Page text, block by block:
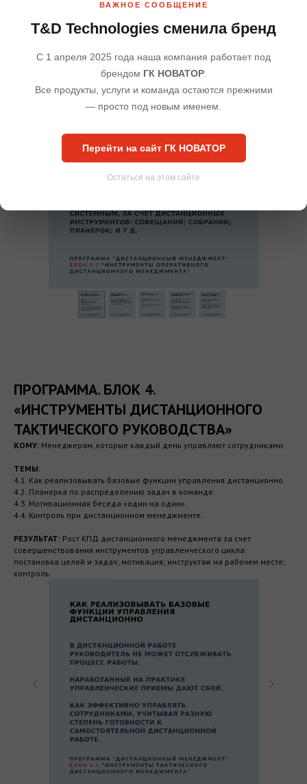
3.4. Межфункциональные переговоры с руководителями смежных
3.5. Руководитель как диджитал-модератор совместной
РЕЗУЛЬТАТ:Оптимизация работы своего подразделения, развитие
межфункционального менеджмента в организации.
ПРОГРАММА. БЛОК 4.
«ИНСТРУМЕНТЫ ДИСТАНЦИОННОГО
ТАКТИЧЕСКОГО РУКОВОДСТВА»
КОМУ: Менеджерам, которые каждый день управляют сотрудниками.
ТЕМЫ:
4.1. Как реализовывать базовые функции управления дистанционно.
4.2. Планерка по распределению задач в команде.
4.3. Мотивационная беседа «один на один».
4.4. Контроль при дистанционном менеджменте.
РЕЗУЛЬТАТ: Рост КПД дистанционного менеджмента за счет
совершенствования инструментов управленческого цикла:
постановка целей и задач; мотивация; инструктаж на рабочем месте;
контроль.
ВАЖНОЕ СООБЩЕНИЕ
T&D Technologies сменила бренд
С 1 апреля 2025 года наша компания работает под
брендом ГК НОВАТОР.
Все продукты, услуги и команда остаются прежними
— просто под новым именем.
Перейти на сайт ГК НОВАТОР
Остаться на этом сайте